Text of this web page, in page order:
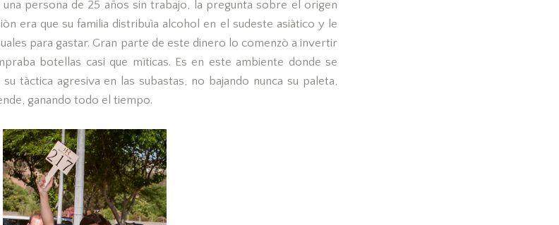
persona de 25 años sin trabajo, la pregunta sobre el origen
era que su familia distribuìa alcohol en el sudeste asiàtico y le
para gastar. Gran parte de este dinero lo comenzò a invertir
botellas casi que mìticas. Es en este ambiente donde se
tàctica agresiva en las subastas, no bajando nunca su paleta,
ganando todo el tiempo.